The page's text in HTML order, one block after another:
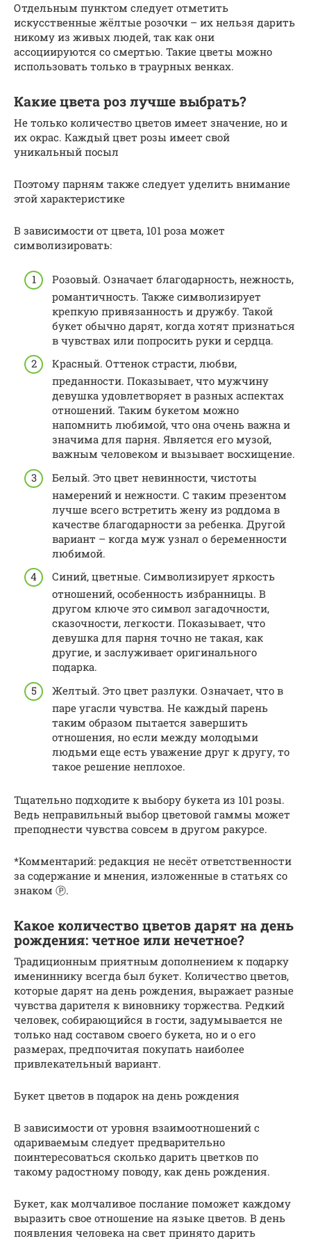
Отдельным пунктом следует отметить
искусственные жёлтые розочки – их нельзя дарить
никому из живых людей, так как они
ассоциируются со смертью. Такие цветы можно
использовать только в траурных венках.
Какие цвета роз лучше выбрать?
Не только количество цветов имеет значение, но и
их окрас. Каждый цвет розы имеет свой
уникальный посыл
Поэтому парням также следует уделить внимание
этой характеристике
В зависимости от цвета, 101 роза может
символизировать:
Розовый. Означает благодарность, нежность,
романтичность. Также символизирует
крепкую привязанность и дружбу. Такой
букет обычно дарят, когда хотят признаться
в чувствах или попросить руки и сердца.
Красный. Оттенок страсти, любви,
преданности. Показывает, что мужчину
девушка удовлетворяет в разных аспектах
отношений. Таким букетом можно
напомнить любимой, что она очень важна и
значима для парня. Является его музой,
важным человеком и вызывает восхищение.
Белый. Это цвет невинности, чистоты
намерений и нежности. С таким презентом
лучше всего встретить жену из роддома в
качестве благодарности за ребенка. Другой
вариант – когда муж узнал о беременности
любимой.
Синий, цветные. Символизирует яркость
отношений, особенность избранницы. В
другом ключе это символ загадочности,
сказочности, легкости. Показывает, что
девушка для парня точно не такая, как
другие, и заслуживает оригинального
подарка.
Желтый. Это цвет разлуки. Означает, что в
паре угасли чувства. Не каждый парень
таким образом пытается завершить
отношения, но если между молодыми
людьми еще есть уважение друг к другу, то
такое решение неплохое.
Тщательно подходите к выбору букета из 101 розы.
Ведь неправильный выбор цветовой гаммы может
преподнести чувства совсем в другом ракурсе.
*Комментарий: редакция не несёт ответственности
за содержание и мнения, изложенные в статьях со
знаком Ⓟ.
Какое количество цветов дарят на день
рождения: четное или нечетное?
Традиционным приятным дополнением к подарку
имениннику всегда был букет. Количество цветов,
которые дарят на день рождения, выражает разные
чувства дарителя к виновнику торжества. Редкий
человек, собирающийся в гости, задумывается не
только над составом своего букета, но и о его
размерах, предпочитая покупать наиболее
привлекательный вариант.
Букет цветов в подарок на день рождения
В зависимости от уровня взаимоотношений с
одариваемым следует предварительно
поинтересоваться сколько дарить цветков по
такому радостному поводу, как день рождения.
Букет, как молчаливое послание поможет каждому
выразить свое отношение на языке цветов. В день
появления человека на свет принято дарить